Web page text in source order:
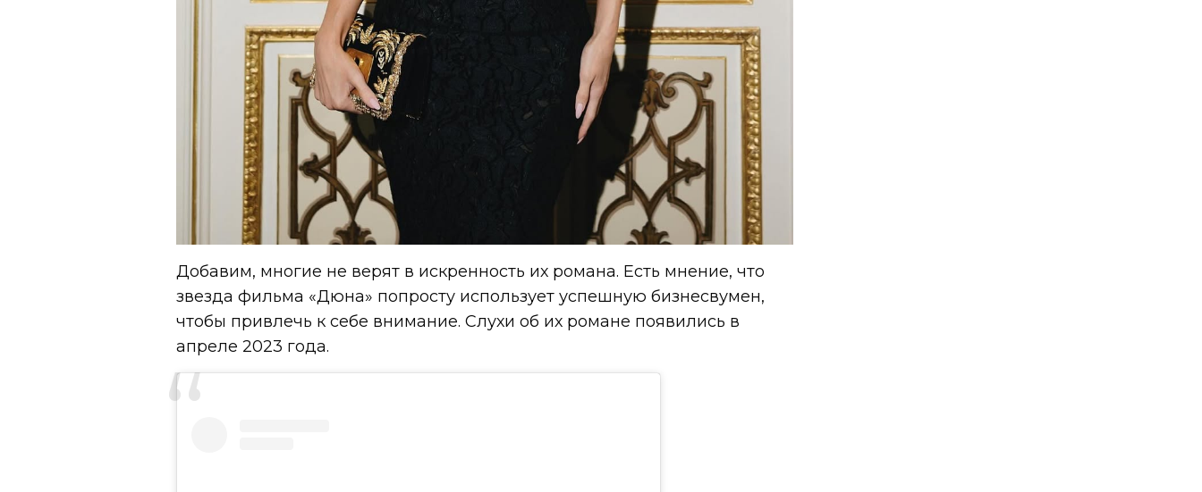
Добавим, многие не верят в искренность их романа. Есть мнение, что
звезда фильма «Дюна» попросту использует успешную бизнесвумен,
чтобы привлечь к себе внимание. Слухи об их романе появились в
апреле 2023 года.